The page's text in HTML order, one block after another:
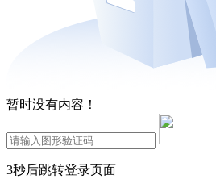
暂时没有内容！
3秒后跳转登录页面